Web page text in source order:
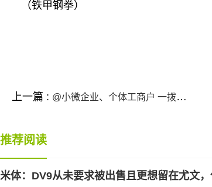
（铁甲钢拳）
上一篇 : @小微企业、个体工商户 一拨税费优惠政策请查收
推荐阅读
米体：DV9从未要求被出售且更想留在尤文